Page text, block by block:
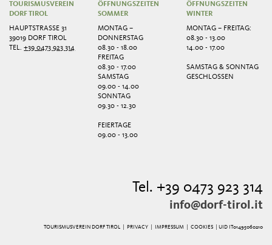
TOURISMUSVEREIN
DORF TIROL
HAUPTSTRASSE 31
39019 DORF TIROL
TEL.+39 0473 923 314
ÖFFNUNGSZEITEN
SOMMER
MONTAG –
DONNERSTAG
08.30 - 18.00
FREITAG
08.30 - 17.00
SAMSTAG
09.00 - 14.00
SONNTAG
09.30 - 12.30
FEIERTAGE
09.00 - 13.00
ÖFFNUNGSZEITEN
WINTER
MONTAG – FREITAG:
08.30 - 13.00
14.00 - 17.00
SAMSTAG & SONNTAG
GESCHLOSSEN
Tel. +39 0473 923 314
info@dorf-tirol.it
TOURISMUSVEREIN DORF TIROL | PRIVACY| IMPRESSUM COOKIES | UID IT01495060210